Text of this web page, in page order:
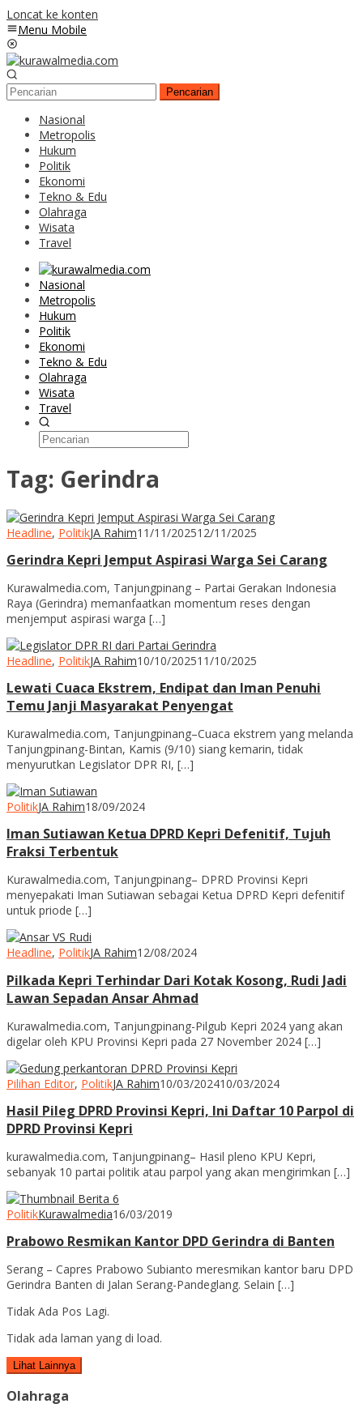
Loncat ke konten
Menu Mobile
Pencarian
Nasional
Metropolis
Hukum
Politik
Ekonomi
Tekno & Edu
Olahraga
Wisata
Travel
Nasional
Metropolis
Hukum
Politik
Ekonomi
Tekno & Edu
Olahraga
Wisata
Travel
Tag: Gerindra
Headline, PolitikJA Rahim11/11/202512/11/2025
Gerindra Kepri Jemput Aspirasi Warga Sei Carang
Kurawalmedia.com, Tanjungpinang – Partai Gerakan Indonesia
Raya (Gerindra) memanfaatkan momentum reses dengan
menjemput aspirasi warga […]
Headline, PolitikJA Rahim10/10/202511/10/2025
Lewati Cuaca Ekstrem, Endipat dan Iman Penuhi
Temu Janji Masyarakat Penyengat
Kurawalmedia.com, Tanjungpinang–Cuaca ekstrem yang melanda
Tanjungpinang-Bintan, Kamis (9/10) siang kemarin, tidak
menyurutkan Legislator DPR RI, […]
PolitikJA Rahim18/09/2024
Iman Sutiawan Ketua DPRD Kepri Defenitif, Tujuh
Fraksi Terbentuk
Kurawalmedia.com, Tanjungpinang– DPRD Provinsi Kepri
menyepakati Iman Sutiawan sebagai Ketua DPRD Kepri defenitif
untuk priode […]
Headline, PolitikJA Rahim12/08/2024
Pilkada Kepri Terhindar Dari Kotak Kosong, Rudi Jadi
Lawan Sepadan Ansar Ahmad
Kurawalmedia.com, Tanjungpinang-Pilgub Kepri 2024 yang akan
digelar oleh KPU Provinsi Kepri pada 27 November 2024 […]
Pilihan Editor, PolitikJA Rahim10/03/202410/03/2024
Hasil Pileg DPRD Provinsi Kepri, Ini Daftar 10 Parpol di
DPRD Provinsi Kepri
kurawalmedia.com, Tanjungpinang– Hasil pleno KPU Kepri,
sebanyak 10 partai politik atau parpol yang akan mengirimkan […]
PolitikKurawalmedia16/03/2019
Prabowo Resmikan Kantor DPD Gerindra di Banten
Serang – Capres Prabowo Subianto meresmikan kantor baru DPD
Gerindra Banten di Jalan Serang-Pandeglang. Selain […]
Tidak Ada Pos Lagi.
Tidak ada laman yang di load.
Lihat Lainnya
Olahraga